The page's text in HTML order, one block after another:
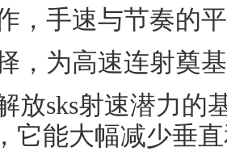
，手速与节奏的
，为高速连射奠基
放sks射速潜力的
它能大幅减少垂